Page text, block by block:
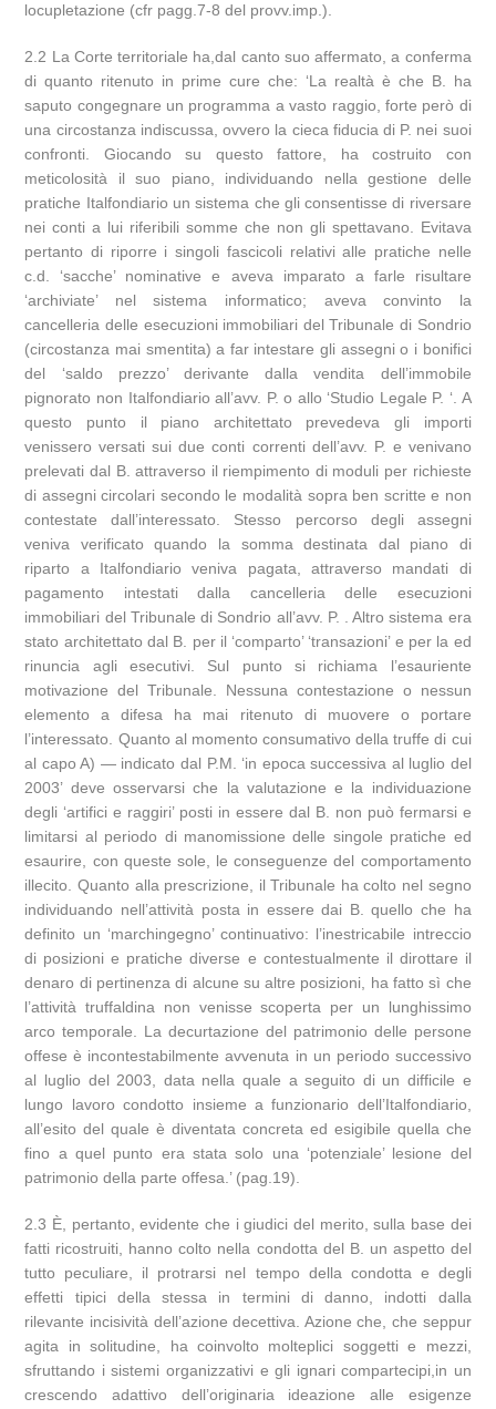
locupletazione (cfr pagg.7-8 del provv.imp.).
2.2 La Corte territoriale ha,dal canto suo affermato, a conferma
di quanto ritenuto in prime cure che: ‘La realtà è che B. ha
saputo congegnare un programma a vasto raggio, forte però di
una circostanza indiscussa, ovvero la cieca fiducia di P. nei suoi
confronti. Giocando su questo fattore, ha costruito con
meticolosità il suo piano, individuando nella gestione delle
pratiche Italfondiario un sistema che gli consentisse di riversare
nei conti a lui riferibili somme che non gli spettavano. Evitava
pertanto di riporre i singoli fascicoli relativi alle pratiche nelle
c.d. ‘sacche’ nominative e aveva imparato a farle risultare
‘archiviate’ nel sistema informatico; aveva convinto la
cancelleria delle esecuzioni immobiliari del Tribunale di Sondrio
(circostanza mai smentita) a far intestare gli assegni o i bonifici
del ‘saldo prezzo’ derivante dalla vendita dell’immobile
pignorato non Italfondiario all’avv. P. o allo ‘Studio Legale P. ‘. A
questo punto il piano architettato prevedeva gli importi
venissero versati sui due conti correnti dell’avv. P. e venivano
prelevati dal B. attraverso il riempimento di moduli per richieste
di assegni circolari secondo le modalità sopra ben scritte e non
contestate dall’interessato. Stesso percorso degli assegni
veniva verificato quando la somma destinata dal piano di
riparto a Italfondiario veniva pagata, attraverso mandati di
pagamento intestati dalla cancelleria delle esecuzioni
immobiliari del Tribunale di Sondrio all’avv. P. . Altro sistema era
stato architettato dal B. per il ‘comparto’ ‘transazioni’ e per la ed
rinuncia agli esecutivi. Sul punto si richiama l’esauriente
motivazione del Tribunale. Nessuna contestazione o nessun
elemento a difesa ha mai ritenuto di muovere o portare
l’interessato. Quanto al momento consumativo della truffe di cui
al capo A) — indicato dal P.M. ‘in epoca successiva al luglio del
2003’ deve osservarsi che la valutazione e la individuazione
degli ‘artifici e raggiri’ posti in essere dal B. non può fermarsi e
limitarsi al periodo di manomissione delle singole pratiche ed
esaurire, con queste sole, le conseguenze del comportamento
illecito. Quanto alla prescrizione, il Tribunale ha colto nel segno
individuando nell’attività posta in essere dai B. quello che ha
definito un ‘marchingegno’ continuativo: l’inestricabile intreccio
di posizioni e pratiche diverse e contestualmente il dirottare il
denaro di pertinenza di alcune su altre posizioni, ha fatto sì che
l’attività truffaldina non venisse scoperta per un lunghissimo
arco temporale. La decurtazione del patrimonio delle persone
offese è incontestabilmente avvenuta in un periodo successivo
al luglio del 2003, data nella quale a seguito di un difficile e
lungo lavoro condotto insieme a funzionario dell’Italfondiario,
all’esito del quale è diventata concreta ed esigibile quella che
fino a quel punto era stata solo una ‘potenziale’ lesione del
patrimonio della parte offesa.’ (pag.19).
2.3 È, pertanto, evidente che i giudici del merito, sulla base dei
fatti ricostruiti, hanno colto nella condotta del B. un aspetto del
tutto peculiare, il protrarsi nel tempo della condotta e degli
effetti tipici della stessa in termini di danno, indotti dalla
rilevante incisività dell’azione decettiva. Azione che, che seppur
agita in solitudine, ha coinvolto molteplici soggetti e mezzi,
sfruttando i sistemi organizzativi e gli ignari compartecipi,in un
crescendo adattivo dell’originaria ideazione alle esigenze